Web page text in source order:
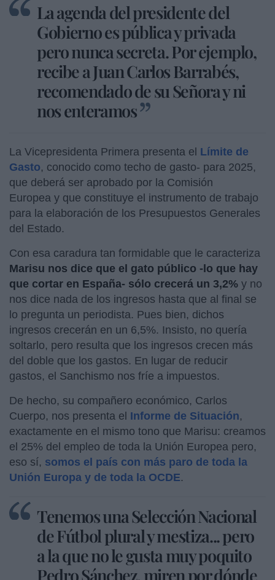
La agenda del presidente del
Gobierno es pública y privada
pero nunca secreta. Por ejemplo,
recibe a Juan Carlos Barrabés,
recomendado de su Señora y ni
nos enteramos
La Vicepresidenta Primera presenta el Límite de
Gasto, conocido como techo de gasto- para 2025,
que deberá ser aprobado por la Comisión
Europea y que constituye el instrumento de trabajo
para la elaboración de los Presupuestos Generales
del Estado.
Con esa caradura tan formidable que le caracteriza
Marisu nos dice que el gato público -lo que hay
que cortar en España- sólo crecerá un 3,2% y no
nos dice nada de los ingresos hasta que al final se
lo pregunta un periodista. Pues bien, dichos
ingresos crecerán en un 6,5%. Insisto, no quería
soltarlo, pero resulta que los ingresos crecen más
del doble que los gastos. En lugar de reducir
gastos, el Sanchismo nos fríe a impuestos.
De hecho, su compañero económico, Carlos
Cuerpo, nos presenta el Informe de Situación,
exactamente en el mismo tono que Marisu: creamos
el 25% del empleo de toda la Unión Europea pero,
eso sí, somos el país con más paro de toda la
Unión Europa y de toda la OCDE.
Tenemos una Selección Nacional
de Fútbol plural y mestiza... pero
a la que no le gusta muy poquito
Pedro Sánchez, miren por dónde